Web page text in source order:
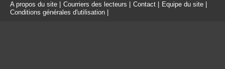
A propos du site Courriers des lecteurs Contact Equipe du site
Conditions générales d'utilisation